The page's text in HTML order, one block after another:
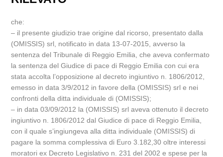
che:
– il presente giudizio trae origine dal ricorso, presentato dalla
(OMISSIS) srl, notificato in data 13-07-2015, avverso la
sentenza del Tribunale di Reggio Emilia, che aveva confermato
la sentenza del Giudice di pace di Reggio Emilia con cui era
stata accolta l’opposizione al decreto ingiuntivo n. 1806/2012,
emesso in data 3/9/2012 in favore della (OMISSIS) srl e nei
confronti della ditta individuale di (OMISSIS);
– in data 03/09/2012 la (OMISSIS) srl aveva ottenuto il decreto
ingiuntivo n. 1806/2012 dal Giudice di pace di Reggio Emilia,
con il quale s’ingiungeva alla ditta individuale (OMISSIS) di
pagare la somma complessiva di Euro 3.182,30 oltre interessi
moratori ex Decreto Legislativo n. 231 del 2002 e spese per la